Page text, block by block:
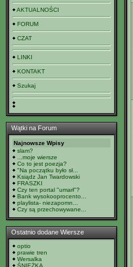
AKTUALNOŚCI
FORUM
CZAT
LINKI
KONTAKT
Szukaj
Wątki na Forum
Najnowsze Wpisy
slam?
...moje wiersze
Co to jest poezja?
"Na początku było sł...
Ksiądz Jan Twardowski
FRASZKI
Czy ten portal "umarł"?
Bank wysokooprocento...
playlista- niezapomn...
Czy są przechowywane...
Ostatnio dodane Wiersze
optio
prawie tren
Wersalka
ŚNIEŻKA